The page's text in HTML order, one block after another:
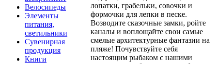
Велосипеды
Элементы
питания,
светильники
Сувенирная
продукция
Книги
лопатки, грабельки, совочки и
формочки для лепки в песке.
Возводите сказочные замки, ройте
каналы и воплощайте свои самые
смелые архитектурные фантазии на
пляже! Почувствуйте себя
настоящим рыбаком с нашими